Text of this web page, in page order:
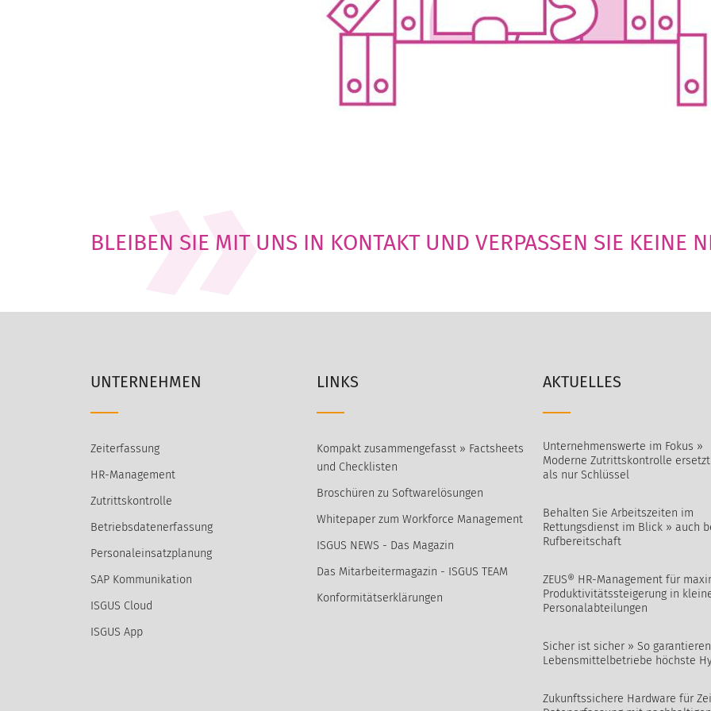
BLEIBEN SIE MIT UNS IN KONTAKT UND VERPASSEN SIE KEINE
UNTERNEHMEN
Zeiterfassung
HR-Management
Zutrittskontrolle
Betriebsdatenerfassung
Personaleinsatzplanung
SAP Kommunikation
ISGUS Cloud
ISGUS App
LINKS
Kompakt zusammengefasst » Factsheets
und Checklisten
Broschüren zu Softwarelösungen
Whitepaper zum Workforce Management
ISGUS NEWS - Das Magazin
Das Mitarbeitermagazin - ISGUS TEAM
Konformitätserklärungen
AKTUELLES
Unternehmenswerte im Fokus »
Moderne Zutrittskontrolle
als nur Schlüssel
Behalten Sie Arbeitszeiten im
Rettungsdienst im Blick » auch
Rufbereitschaft
ZEUS® HR-Management für
Produktivitätssteigerung in
Personalabteilungen
Sicher ist sicher » So garantieren
Lebensmittelbetriebe höchste
Zukunftssichere Hardware für